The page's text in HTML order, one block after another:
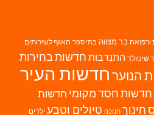
ורפואה בר מצווה בתי ספר האגף לשירותים
שינוולד התנדבות חדשות בחירות
הנוערחדשות העיר
חדשות חסד מקומי חדשות
חינוך חנוכה טיולים וטבע ילדים